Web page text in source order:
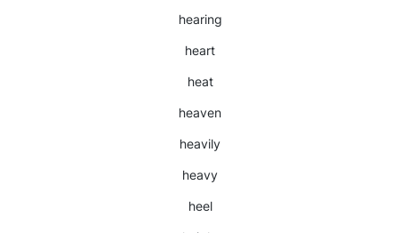
hearing
heart
heat
heaven
heavily
heavy
heel